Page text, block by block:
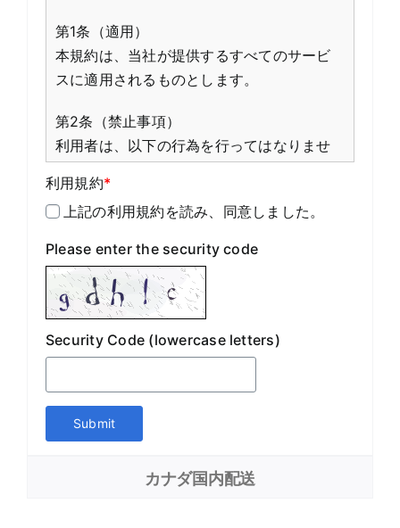
第1条（適用）
本規約は、当社が提供するすべてのサービ
スに適用されるものとします。
第2条（禁止事項）
利用者は、以下の行為を行ってはなりませ
・法令または公序良俗に違反する行為
・当社、他の利用者、または第三者の権利
を侵害する行為
第3条（免責事項）
当社は、本サービスの内容の正確性、完全
性、安全性等について一切の保証を行いま
せん。
第4条（規約の変更）
当社は、必要と判断した場合には、利用者
に通知することなく本規約を変更できるも
利用規約*
上記の利用規約を読み、同意しました。
Please enter the security code
Security Code (lowercase letters)
Submit
カナダ国内配送